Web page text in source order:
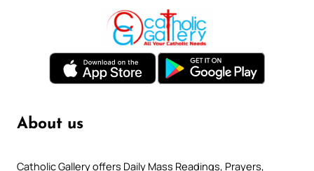
About us
Catholic Gallery offers Daily Mass Readings, Prayers,